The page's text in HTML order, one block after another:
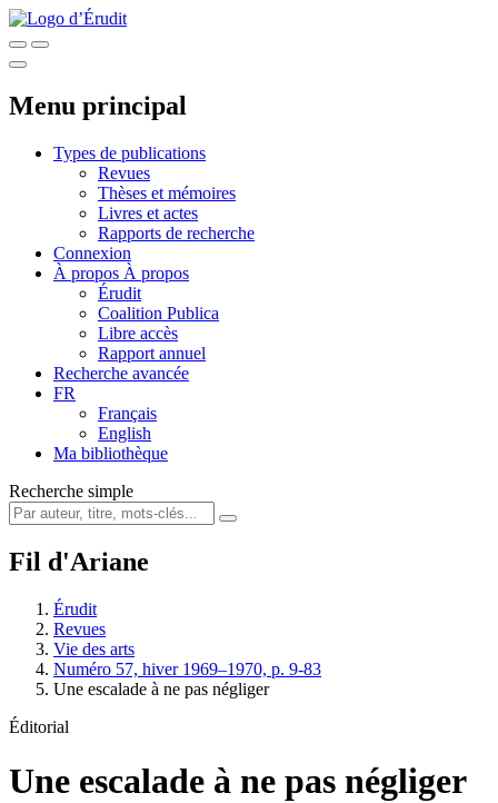
Menu principal
Types de publications
Revues
Thèses et mémoires
Livres et actes
Rapports de recherche
Connexion
À propos À propos
Érudit
Coalition Publica
Libre accès
Rapport annuel
Recherche avancée
FR
Français
English
Ma bibliothèque
Recherche simple
Fil d'Ariane
Érudit
Revues
Vie des arts
Numéro 57, hiver 1969–1970, p. 9-83
Une escalade à ne pas négliger
Éditorial
Une escalade à ne pas négliger